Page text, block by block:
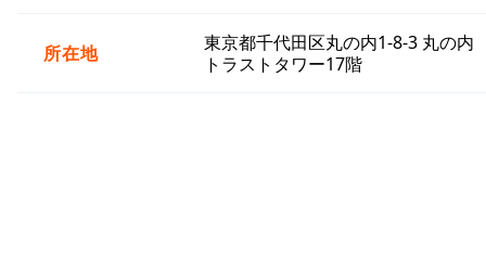
所在地
東京都千代田区丸の内1-8-3 丸の内
トラストタワー17階